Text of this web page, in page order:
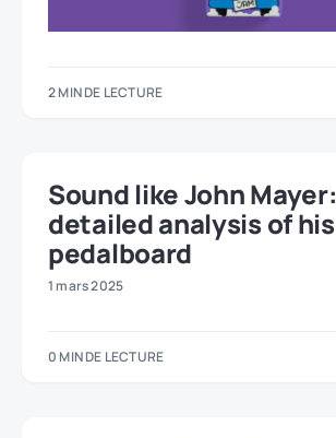
2 MIN DE LECTURE
Sound like John Mayer:
detailed analysis of his
pedalboard
1 mars 2025
0 MIN DE LECTURE